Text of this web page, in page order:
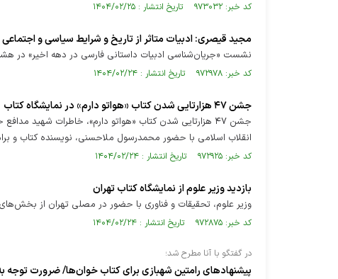
کد خبر: ۹۷۳۰۳۲ تاریخ انتشار : ۱۴۰۴/۰۲/۲۵
مجید قیصری: ادبیات متاثر از تاریخ و شرایط سیاسی و
نشست «جریان‌شناسی ادبیات داستانی فارسی در دهه اخیر» در
کد خبر: ۹۷۲۹۷۸ تاریخ انتشار : ۱۴۰۴/۰۲/۲۴
جشن ۴۷ هزارتایی شدن کتاب «هواتو دارم» در نمایشگاه کتاب
انقلاب اسلامی با حضور محمدرسول ملاحسنی، نویسنده کتاب و
کد خبر: ۹۷۲۹۲۵ تاریخ انتشار : ۱۴۰۴/۰۲/۲۴
بازدید وزیر علوم از نمایشگاه کتاب تهران
وزیر علوم، تحقیقات و فناوری با حضور در مصلی تهران از
کد خبر: ۹۷۲۸۷۵ تاریخ انتشار : ۱۴۰۴/۰۲/۲۴
در گفتگو با آنا مطرح شد؛
پیشنهاد‌های رامتین شهبازی برای کتاب خوان‌ها/ ضرورت توجه